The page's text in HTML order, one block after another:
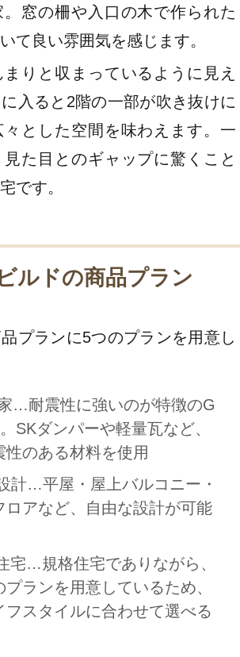
窓の柵や入口の木で作られた
て良い雰囲気を感じます。
りと収まっているように見え
入ると2階の一部が吹き抜けに
とした空間を味わえます。一
た目とのギャップに驚くこと
です。
ルドの商品プラン
プランに5つのプランを用意し
…耐震性に強いのが特徴のG
SKダンパーや軽量瓦など、
性のある材料を使用
計…平屋・屋上バルコニー・
ロアなど、自由な設計が可能
宅…規格住宅でありながら、
ランを用意しているため、
フスタイルに合わせて選べる